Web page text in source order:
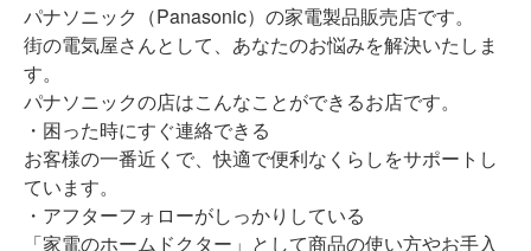
パナソニック（Panasonic）の家電製品販売店です。
街の電気屋さんとして、あなたのお悩みを解決いたしま
す。
パナソニックの店はこんなことができるお店です。
・困った時にすぐ連絡できる
お客様の一番近くで、快適で便利なくらしをサポートし
ています。
・アフターフォローがしっかりしている
「家電のホームドクター」として商品の使い方やお手入